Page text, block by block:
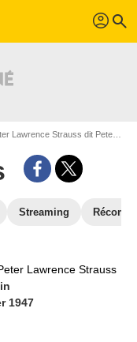
profil search
Lawrence Strauss dit Peter Strauss
Streaming
Lawrence Strauss
1947